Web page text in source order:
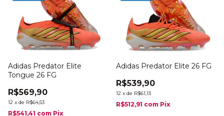
Adidas Predator Elite
Tongue 26 FG
R$569,90
12 x de R$64,53
R$541,41 com Pix
Adidas Predator Elite 26 FG
R$539,90
12 x de R$61,13
R$512,91 com Pix